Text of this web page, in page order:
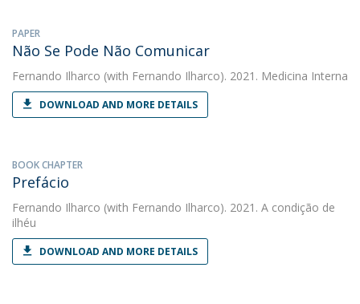
PAPER
Não Se Pode Não Comunicar
Fernando Ilharco (with Fernando Ilharco). 2021. Medicina Interna
DOWNLOAD AND MORE DETAILS
BOOK CHAPTER
Prefácio
Fernando Ilharco (with Fernando Ilharco). 2021. A condição de
ilhéu
DOWNLOAD AND MORE DETAILS